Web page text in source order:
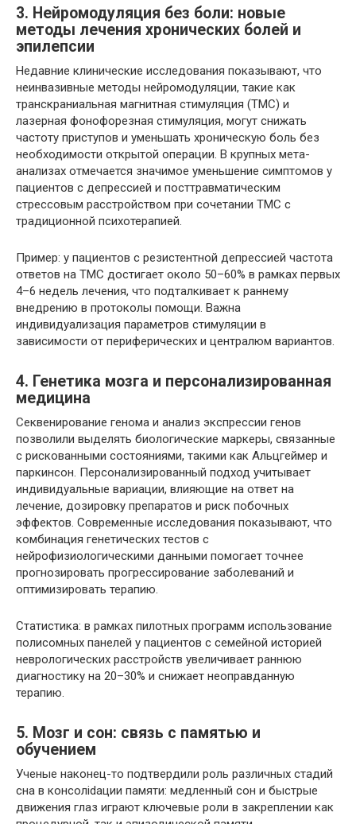
3. Нейромодуляция без боли: новые
методы лечения хронических болей и
эпилепсии
Недавние клинические исследования показывают, что
неинвазивные методы нейромодуляции, такие как
транскраниальная магнитная стимуляция (ТМС) и
лазерная фонофорезная стимуляция, могут снижать
частоту приступов и уменьшать хроническую боль без
необходимости открытой операции. В крупных мета-
анализах отмечается значимое уменьшение симптомов у
пациентов с депрессией и посттравматическим
стрессовым расстройством при сочетании ТМС с
традиционной психотерапией.
Пример: у пациентов с резистентной депрессией частота
ответов на ТМС достигает около 50–60% в рамках первых
4–6 недель лечения, что подталкивает к раннему
внедрению в протоколы помощи. Важна
индивидуализация параметров стимуляции в
зависимости от периферических и централюм вариантов.
4. Генетика мозга и персонализированная
медицина
Секвенирование генома и анализ экспрессии генов
позволили выделять биологические маркеры, связанные
с рискованными состояниями, такими как Альцгеймер и
паркинсон. Персонализированный подход учитывает
индивидуальные вариации, влияющие на ответ на
лечение, дозировку препаратов и риск побочных
эффектов. Современные исследования показывают, что
комбинация генетических тестов с
нейрофизиологическими данными помогает точнее
прогнозировать прогрессирование заболеваний и
оптимизировать терапию.
Статистика: в рамках пилотных программ использование
полисомных панелей у пациентов с семейной историей
неврологических расстройств увеличивает раннюю
диагностику на 20–30% и снижает неоправданную
терапию.
5. Мозг и сон: связь с памятью и
обучением
Ученые наконец-то подтвердили роль различных стадий
сна в консолidaции памяти: медленный сон и быстрые
движения глаз играют ключевые роли в закреплении как